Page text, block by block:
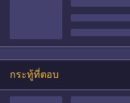
กระทู้ที่ตอบ